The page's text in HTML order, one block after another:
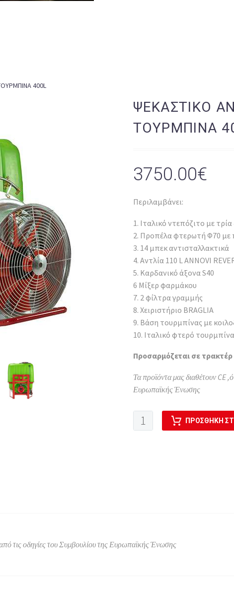
400L
ΨΕΚΑΣΤΙΚΟ
ΤΟΥΡΜΠΙNA
3750.00€
Περιλαμβάνει:
1. Ιταλικό ντεπόζιτο με τρία
2. Προπέλα φτερωτή Φ70 με
3. 14 μπεκ αντισταλλακτικά
4. Αντλία 110 L ANNOVI
5. Καρδανικό άξονα S40
6 Μίξερ φαρμάκου
7. 2 φίλτρα γραμμής
8. Χειριστήριο BRAGLIA
9. Βάση τουρμπίνας με
10. Ιταλικό φτερό
Προσαρμόζεται σε
Τα προϊόντα μας διαθέτουν CE
Ευρωπαϊκής Ένωσης
ΨΕΚΑΣΤΙΚΟ
ΑΝΑΡΤΩΜΕΝΟ
ΠΡΟΣΘΉΚΗ
τις οδηγίες του Συμβουλίου της Ευρωπαϊκής Ένωσης